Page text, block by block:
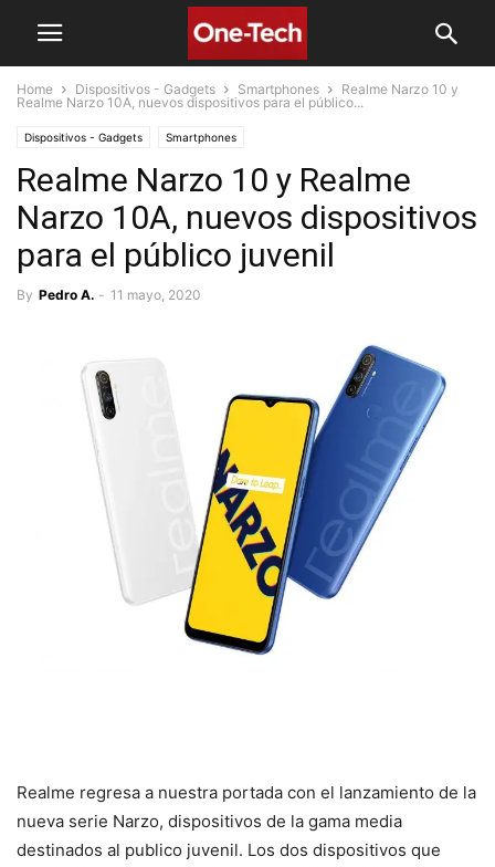
Home Dispositivos - Gadgets Smartphones
Realme Narzo 10 y
Realme Narzo 10A, nuevos dispositivos para el público...
Dispositivos - Gadgets Smartphones
Realme Narzo 10 y Realme
Narzo 10A, nuevos dispositivos
para el público juvenil
By Pedro A. - 11 mayo, 2020
Realme regresa a nuestra portada con el lanzamiento de la
nueva serie Narzo, dispositivos de la gama media
destinados al publico juvenil. Los dos dispositivos que